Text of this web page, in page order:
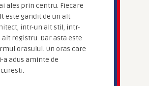
ales prin centru. Fiecare
este gandit de un alt
intr-un alt stil, intr-
alt registru. Dar asta este
orasului. Un oras care
a adus aminte de